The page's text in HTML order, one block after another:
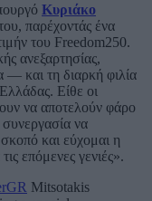
Κυριάκο
παρέχοντάς ένα
του Freedom250.
ανεξαρτησίας,
— και τη διαρκή φιλία
Είθε οι
να αποτελούν φάρο
συνεργασία να
και εύχομαι η
επόμενες γενιές».
Mitsotakis